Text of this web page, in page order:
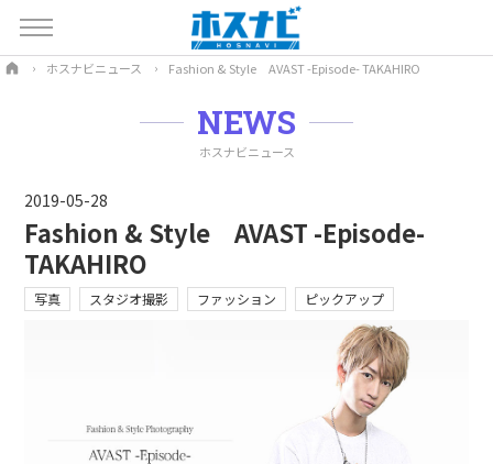
ホスナビニュース Fashion & Style AVAST -Episode- TAKAHIRO
NEWS
ホスナビニュース
2019-05-28
Fashion & Style AVAST -Episode-
TAKAHIRO
写真 スタジオ撮影 ファッション ピックアップ